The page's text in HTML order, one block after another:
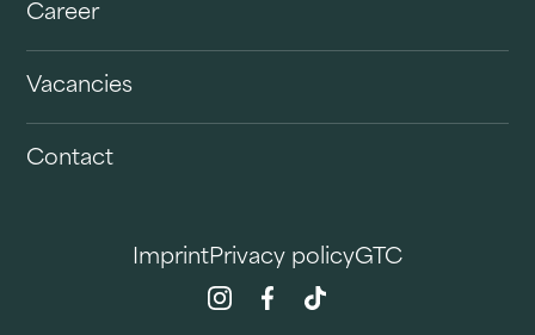
Career
Vacancies
Contact
ImprintPrivacy policyGTC